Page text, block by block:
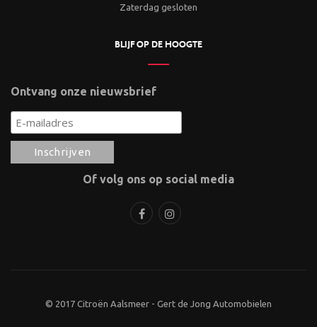
Zaterdag gesloten
BLIJF OP DE HOOGTE
Ontvang onze nieuwsbrief
Of volg ons op social media
© 2017 Citroën Aalsmeer - Gert de Jong Automobielen